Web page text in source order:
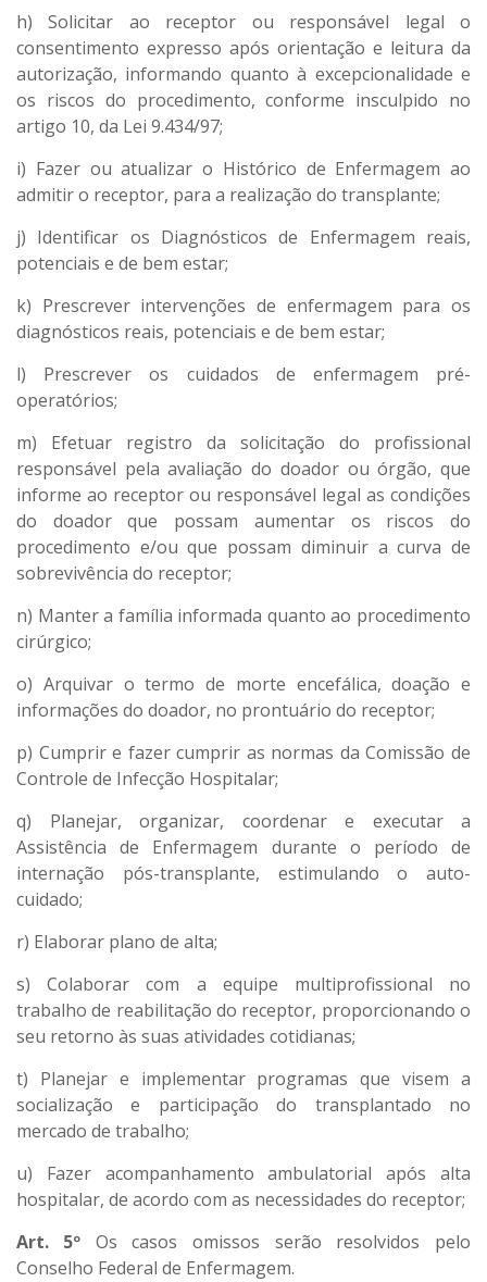
h) Solicitar ao receptor ou responsável legal o
consentimento expresso após orientação e leitura da
autorização, informando quanto à excepcionalidade e
os riscos do procedimento, conforme insculpido no
artigo 10, da Lei 9.434/97;
i) Fazer ou atualizar o Histórico de Enfermagem ao
admitir o receptor, para a realização do transplante;
j) Identificar os Diagnósticos de Enfermagem reais,
potenciais e de bem estar;
k) Prescrever intervenções de enfermagem para os
diagnósticos reais, potenciais e de bem estar;
l) Prescrever os cuidados de enfermagem pré-
operatórios;
m) Efetuar registro da solicitação do profissional
responsável pela avaliação do doador ou órgão, que
informe ao receptor ou responsável legal as condições
do doador que possam aumentar os riscos do
procedimento e/ou que possam diminuir a curva de
sobrevivência do receptor;
n) Manter a família informada quanto ao procedimento
cirúrgico;
o) Arquivar o termo de morte encefálica, doação e
informações do doador, no prontuário do receptor;
p) Cumprir e fazer cumprir as normas da Comissão de
Controle de Infecção Hospitalar;
q) Planejar, organizar, coordenar e executar a
Assistência de Enfermagem durante o período de
internação pós-transplante, estimulando o auto-
cuidado;
r) Elaborar plano de alta;
s) Colaborar com a equipe multiprofissional no
trabalho de reabilitação do receptor, proporcionando o
seu retorno às suas atividades cotidianas;
t) Planejar e implementar programas que visem a
socialização e participação do transplantado no
mercado de trabalho;
u) Fazer acompanhamento ambulatorial após alta
hospitalar, de acordo com as necessidades do receptor;
Art. 5º Os casos omissos serão resolvidos pelo
Conselho Federal de Enfermagem.